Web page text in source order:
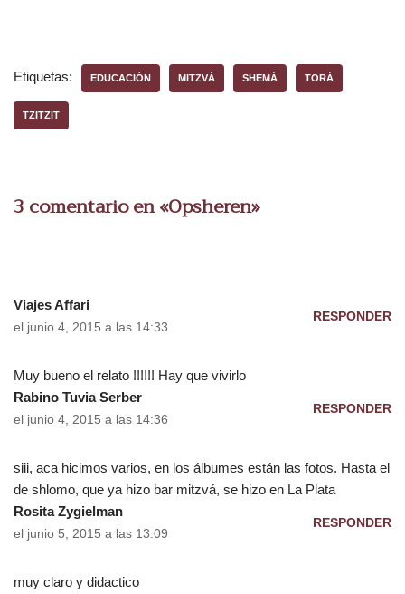
Etiquetas: EDUCACIÓN MITZVÁ SHEMÁ TORÁ
TZITZIT
3 comentario en «Opsheren»
Viajes Affari
el junio 4, 2015 a las 14:33
RESPONDER
Muy bueno el relato !!!!!! Hay que vivirlo
Rabino Tuvia Serber
el junio 4, 2015 a las 14:36
RESPONDER
siii, aca hicimos varios, en los álbumes están las fotos. Hasta el
de shlomo, que ya hizo bar mitzvá, se hizo en La Plata
Rosita Zygielman
el junio 5, 2015 a las 13:09
RESPONDER
muy claro y didactico